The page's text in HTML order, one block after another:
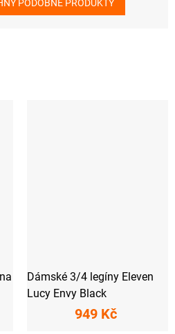
Dámské 3/4 legíny Eleven
Lucy Envy Black
949 Kč
PODOBNÉ PRODUKTY